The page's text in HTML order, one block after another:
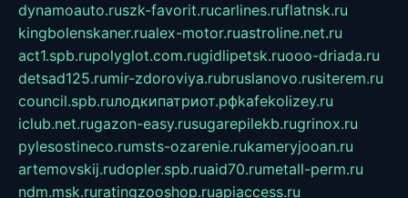
dynamoauto.ruszk-favorit.rucarlines.ruflatnsk.ru
kingbolenskaner.rualex-motor.ruastroline.net.ru
act1.spb.rupolyglot.com.rugidlipetsk.ruooo-driada.ru
detsad125.rumir-zdoroviya.rubruslanovo.rusiterem.ru
council.spb.ruлодкипатриот.рфkafekolizey.ru
iclub.net.rugazon-easy.rusugarepilekb.rugrinox.ru
pylesostineco.rumsts-ozarenie.rukameryjooan.ru
artemovskij.rudopler.spb.ruaid70.rumetall-perm.ru
ndm.msk.ruratingzooshop.ruapiaccess.ru